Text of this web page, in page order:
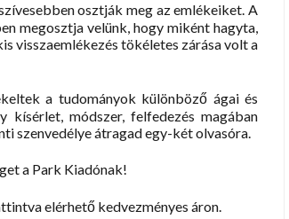
osztják meg az emlékeiket. A
megosztja velünk, hogy miként hagyta,
visszaemlékezés tökéletes zárása volt a
a tudományok különböző ágai és
módszer, felfedezés magában
szenvedélye átragad egy-két olvasóra.
a Park Kiadónak!
elérhető kedvezményes áron.